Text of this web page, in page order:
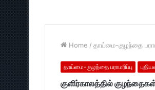
Home / தாய்மை-குழந்தை
தாய்மை-குழந்தை பராமரிப்பு
குளிர்காலத்தில் குழந்தைகள்